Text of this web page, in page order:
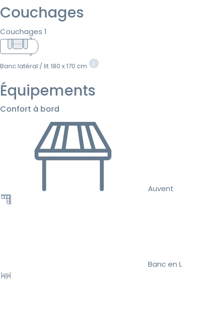
Couchages
Couchages 1
Banc latéral / lit 180 x 170 cm
Équipements
Confort à bord
Auvent
Banc en L